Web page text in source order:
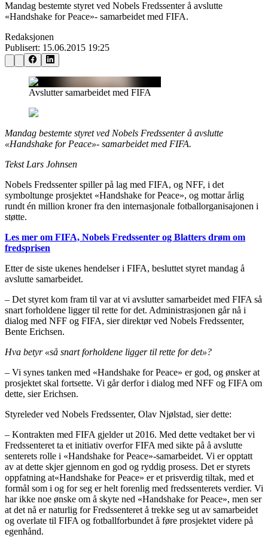
Mandag bestemte styret ved Nobels Fredssenter å avslutte
«Handshake for Peace»- samarbeidet med FIFA.
Redaksjonen
Publisert: 15.06.2015 19:25
Avslutter samarbeidet med FIFA
Mandag bestemte styret ved Nobels Fredssenter å avslutte
«Handshake for Peace»- samarbeidet med FIFA.
Tekst Lars Johnsen
Nobels Fredssenter spiller på lag med FIFA, og NFF, i det
symboltunge prosjektet «Handshake for Peace», og mottar årlig
rundt én million kroner fra den internasjonale fotballorganisajonen i
støtte.
Les mer om FIFA, Nobels Fredssenter og Blatters drøm om
fredsprisen
Etter de siste ukenes hendelser i FIFA, besluttet styret mandag å
avslutte samarbeidet.
– Det styret kom fram til var at vi avslutter samarbeidet med FIFA så
snart forholdene ligger til rette for det. Administrasjonen går nå i
dialog med NFF og FIFA, sier direktør ved Nobels Fredssenter,
Bente Erichsen.
Hva betyr «så snart forholdene ligger til rette for det»?
– Vi synes tanken med «Handshake for Peace» er god, og ønsker at
prosjektet skal fortsette. Vi går derfor i dialog med NFF og FIFA om
dette, sier Erichsen.
Styreleder ved Nobels Fredssenter, Olav Njølstad, sier dette:
– Kontrakten med FIFA gjelder ut 2016. Med dette vedtaket ber vi
Fredssenteret ta et initiativ overfor FIFA med sikte på å avslutte
senterets rolle i «Handshake for Peace»-samarbeidet. Vi er opptatt
av at dette skjer gjennom en god og ryddig prosess. Det er styrets
oppfatning at«Handshake for Peace» er et prisverdig tiltak, med et
formål som i og for seg er helt forenlig med fredssenterets verdier. Vi
har ikke noe ønske om å skyte ned «Handshake for Peace», men ser
at det nå er naturlig for Fredssenteret å trekke seg ut av samarbeidet
og overlate til FIFA og fotballforbundet å føre prosjektet videre på
egenhånd.